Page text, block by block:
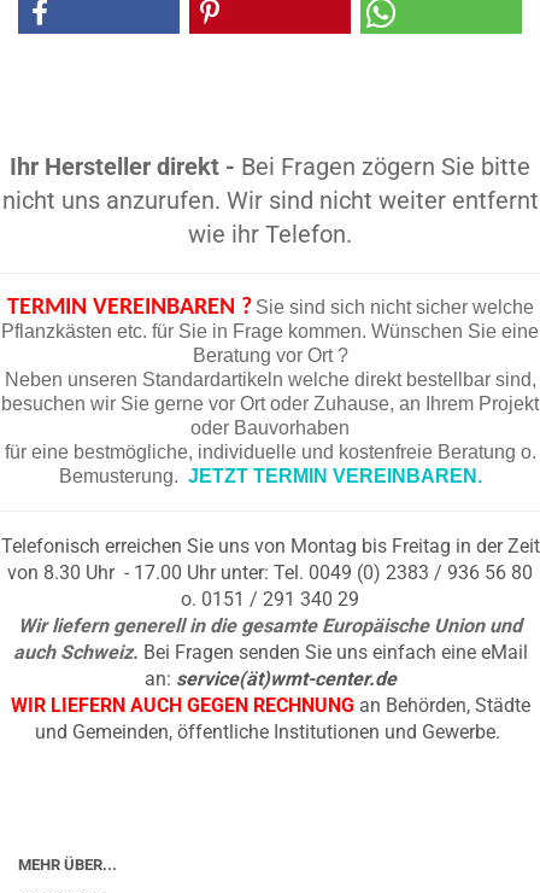
Ihr Hersteller direkt - Bei Fragen zögern Sie bitte
nicht uns anzurufen. Wir sind nicht weiter entfernt
wie ihr Telefon.
TERMIN VEREINBAREN ? Sie sind sich nicht sicher welche
Pflanzkästen etc. für Sie in Frage kommen. Wünschen Sie eine
Beratung vor Ort ?
Neben unseren Standardartikeln welche direkt bestellbar sind,
besuchen wir Sie gerne vor Ort oder Zuhause, an Ihrem Projekt
oder Bauvorhaben
für eine bestmögliche, individuelle und kostenfreie Beratung o.
Bemusterung. JETZT TERMIN VEREINBAREN.
Telefonisch erreichen Sie uns von Montag bis Freitag in der Zeit
von 8.30 Uhr - 17.00 Uhr unter: Tel. 0049 (0) 2383 / 936 56 80
o. 0151 / 291 340 29
Wir liefern generell in die gesamte Europäische Union und
auch Schweiz. Bei Fragen senden Sie uns einfach eine eMail
an: service(ät)wmt-center.de
WIR LIEFERN AUCH GEGEN RECHNUNG an Behörden, Städte
und Gemeinden, öffentliche Institutionen und Gewerbe.
MEHR ÜBER...